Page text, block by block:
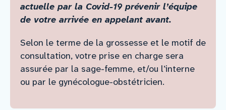
actuelle par la Covid-19 prévenir l’équipe
de votre arrivée en appelant avant.
Selon le terme de la grossesse et le motif de
consultation, votre prise en charge sera
assurée par la sage-femme, et/ou l’interne
ou par le gynécologue-obstétricien.